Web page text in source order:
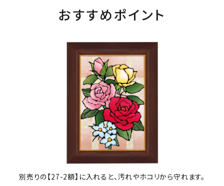
おすすめポイント
別売りの【27-2額】に入れると、汚れやホコリから守れます。